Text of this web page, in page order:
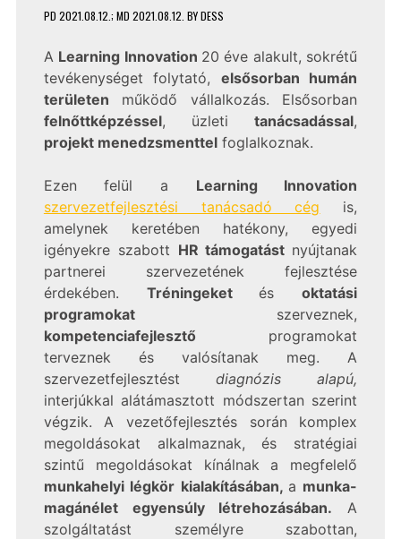
PD 2021.08.12. ; MD 2021.08.12. BYDESS
A Learning Innovation 20 éve alakult, sokrétű
tevékenységet folytató, elsősorban humán
területen működő vállalkozás. Elsősorban
felnőttképzéssel, üzletitanácsadással,
projekt menedzsmenttelfoglalkoznak.
Ezen felül a Learning Innovation
szervezetfejlesztési tanácsadó cég
is,
amelynek keretében hatékony, egyedi
igényekre szabott HR támogatást nyújtanak
partnerei szervezetének fejlesztése
érdekében. Tréningeketésoktatási
programokat szerveznek,
kompetenciafejlesztő programokat
terveznek és valósítanak meg. A
szervezetfejlesztést diagnózis alapú,
interjúkkal alátámasztott módszertan szerint
végzik. A vezetőfejlesztés során komplex
megoldásokat alkalmaznak, és stratégiai
szintű megoldásokat kínálnak a megfelelő
munkahelyi légkör kialakításában, a munka-
magánélet egyensúly létrehozásában. A
szolgáltatást személyre szabottan,